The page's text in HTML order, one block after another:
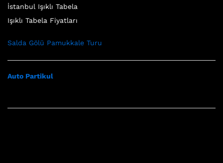
İstanbul Işıklı Tabela
Işıklı Tabela Fiyatları
Salda Gölü Pamukkale Turu
Auto Partikul